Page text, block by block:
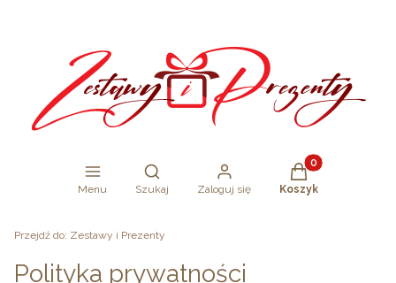
Menu
Otwórz wyszukiwarkę
Szukaj Zaloguj się
Produkty w
Koszyk
Przejdź do: Zestawy i Prezenty
Polityka prywatności